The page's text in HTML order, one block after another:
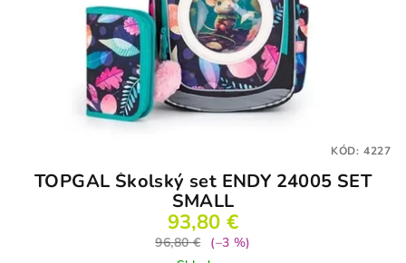
TOPGAL Školský set ENDY 24005 SET
SMALL
93,80 €
96,80 €
(–3 %)
KÓD: 4227